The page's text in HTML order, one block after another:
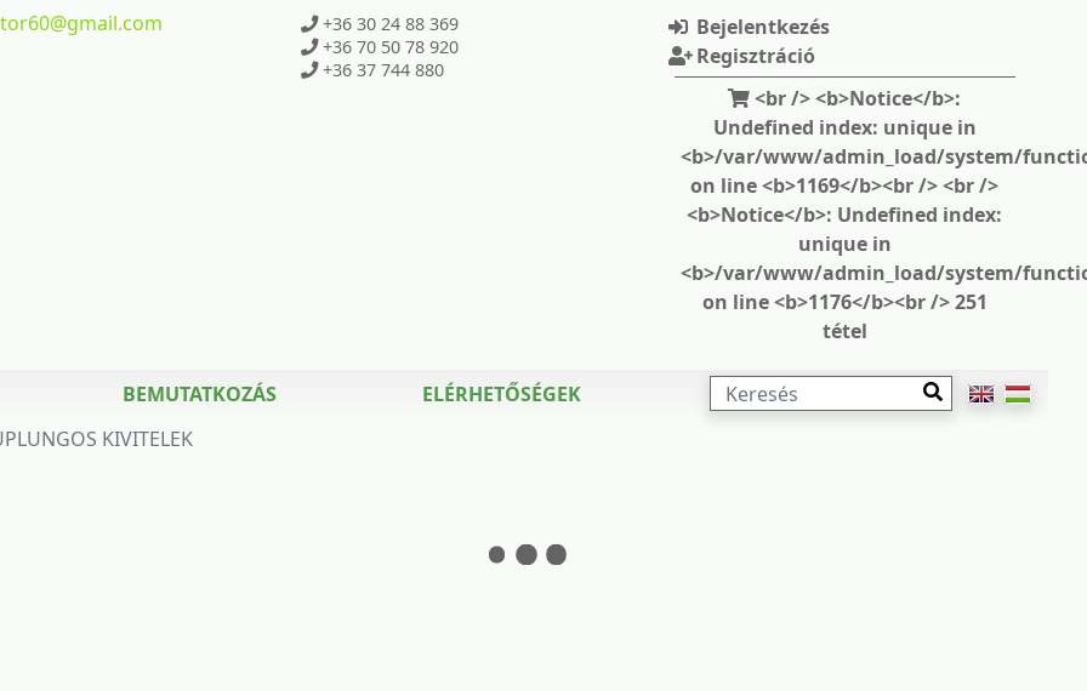
@gmail.com
+36 30 24 88 369
+36 70 50 78 920
+36 37 744 880
Bejelentkezés
Regisztráció
<br /> <b>Notice</b>:
Undefined index: unique in
<b>/var/www/admin_load/system/
on line <b>1169</b><br /> <br />
<b>Notice</b>: Undefined index:
unique in
<b>/var/www/admin_load/system/
on line <b>1176</b><br /> 251
tétel
BEMUTATKOZÁS ELÉRHETŐSÉGEK
KERESÉS
KIVITELEK